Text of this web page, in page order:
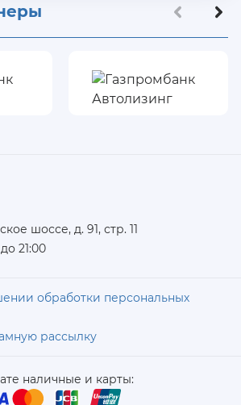
шоссе, д. 91, стр. 11
21:00
обработки персональных
рассылку
наличные и карты: